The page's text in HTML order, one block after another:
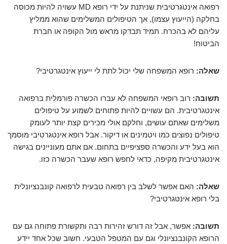
רפואה אינטגרטיבית שניתנת על ידי רופא MD עשויה להיות מכוסה
בחלקה (הייעוץ עצמו), אך הטיפולים המשלימים שהוא ממליץ
עליהם לא בהכרח. תמיד תבדקו מראש מול הקופה או חברת
הביטוח!
שאלה: רופא המשפחה שלי יכול לתת לי ייעוץ אינטגרטיבי?
תשובה: רוב רופאי המשפחה לא עברו הכשרה פורמלית ברפואה
אינטגרטיבית. הם עשויים להיות פתוחים לשמוע על טיפולים
משלימים שאתם עושים, וחלקם אולי מכירים קצת יותר לעומק
טיפולים נפוצים כמו ויטמינים או דיקור. אבל רופא אינטגרטיבי מוסמך
הוא בעל ידע והכשרה ספציפיים בתחום. אם אתם מעוניינים בגישה
אינטגרטיבית מקיפה, כדאי לחפש רופא שעבר הכשרה כזו.
שאלה: האם אפשר לשלב בין רפואה טבעית לרפואה קונבנציונלית
בלי רופא אינטגרטיבי?
תשובה: אפשר, אבל זה דורש זהירות רבה ותקשורת פתוחה גם עם
הרופא הקונבנציונלי וגם עם המטפל הטבעי. חשוב שכל אחד יידע